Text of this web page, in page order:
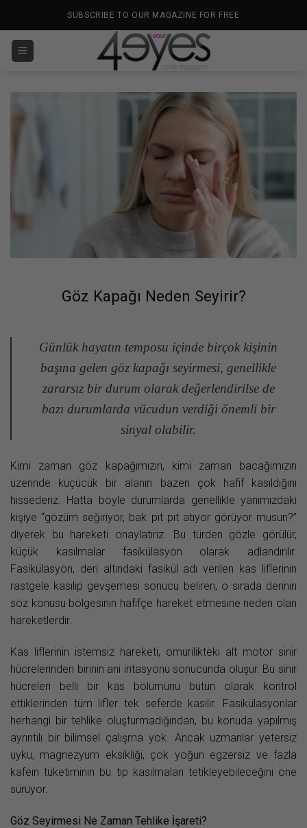
SUBSCRIBE TO OUR MAGAZINE FOR FREE
Göz Kapağı Neden Seyirir?
Günlük hayatın temposu içinde birçok kişinin
başına gelen göz kapağı seyirmesi, genellikle
zararsız bir durum olarak değerlendirilse de
bazı durumlarda vücudun verdiği önemli bir
sinyal olabilir.
Kimi zaman göz kapağımızın, kimi zaman bacağımızın
üzerinde küçücük bir alanın bazen çok hafif kasıldığını
hissederiz. Hatta böyle durumlarda genellikle yanımızdaki
kişiye “gözüm seğiriyor, bak pıt pıt atıyor görüyor musun?”
diyerek bu hareketi onaylatırız. Bu türden gözle görülür,
küçük kasılmalar fasikülasyon olarak adlandırılır.
Fasikülasyon, deri altındaki fasikül adı verilen kas liflerinin
rastgele kasılıp gevşemesi sonucu beliren, o sırada derinin
söz konusu bölgesinin hafifçe hareket etmesine neden olan
hareketlerdir.
Kas liflerinin istemsiz hareketi, omurilikteki alt motor sinir
hücrelerinden birinin ani iritasyonu sonucunda oluşur. Bu sinir
hücreleri belli bir kas bölümünü bütün olarak kontrol
ettiklerinden tüm lifler tek seferde kasılır. Fasikülasyonlar
herhangi bir tehlike oluşturmadığından, bu konuda yapılmış
ayrıntılı bir bilimsel çalışma yok. Ancak uzmanlar yetersiz
uyku, magnezyum eksikliği, çok yoğun egzersiz ve fazla
kafein tüketiminin bu tip kasılmaları tetikleyebileceğini öne
sürüyor.
Göz Seyirmesi Ne Zaman Tehlike İşareti?